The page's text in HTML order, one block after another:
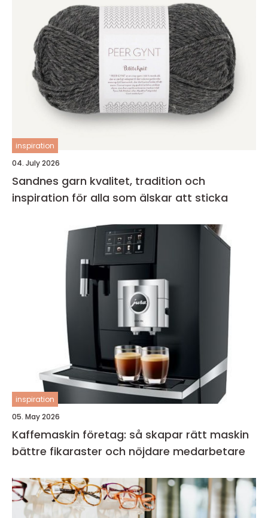
inspiration
04. July 2026
Sandnes garn kvalitet, tradition och
inspiration för alla som älskar att sticka
inspiration
05. May 2026
Kaffemaskin företag: så skapar rätt maskin
bättre fikaraster och nöjdare medarbetare